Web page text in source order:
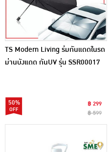
TS Modern Living ร่มกันแดดในรถ
ม่านบังแดด กันUV รุ่น SSR00017
50%
฿ 299
฿ 599